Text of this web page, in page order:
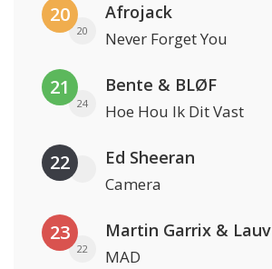
20
20
Afrojack
Never Forget You
21
24
Bente & BLØF
Hoe Hou Ik Dit Vast
22 Ed Sheeran
Camera
23
22
Martin Garrix & Lauv
MAD